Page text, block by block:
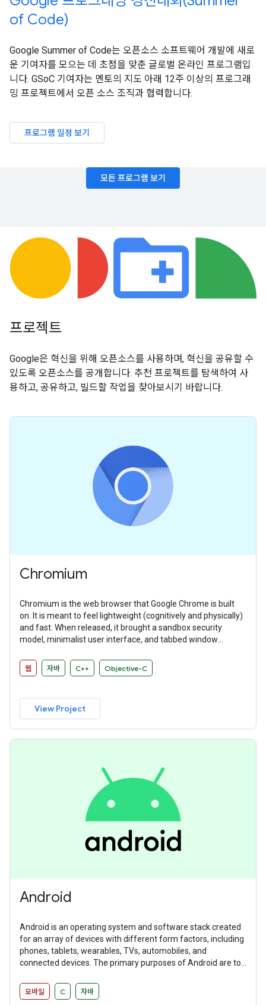
of Code)
Google Summer of Code는 오픈소스 소프트웨어 개발에 새로
운 기여자를 모으는 데 초점을 맞춘 글로벌 온라인 프로그램입
니다. GSoC 기여자는 멘토의 지도 아래 12주 이상의 프로그래
밍 프로젝트에서 오픈 소스 조직과 협력합니다.
프로그램 일정 보기
모든 프로그램 보기
프로젝트
Google은 혁신을 위해 오픈소스를 사용하며, 혁신을 공유할 수
있도록 오픈소스를 공개합니다. 추천 프로젝트를 탐색하여 사
용하고, 공유하고, 빌드할 작업을 찾아보시기 바랍니다.
Chromium
Chromium is the web browser that Google Chrome is built
on. It is meant to feel lightweight (cognitively and physically)
and fast. When released, it brought a sandbox security
model, minimalist user interface, and tabbed window
웹 자바 C++ Objective-C
View Project
Android
Android is an operating system and software stack created
for an array of devices with different form factors, including
phones, tablets, wearables, TVs, automobiles, and
connected devices. The primary purposes of Android are to
developers to make their ideas a reality and to provide a
successful, real-world product that improves the mobile
모바일 C 자바